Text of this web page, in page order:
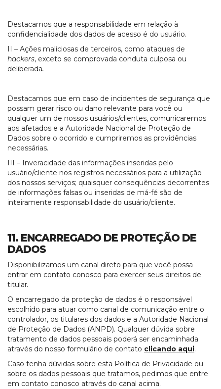
Destacamos que a responsabilidade em relação à
confidencialidade dos dados de acesso é do usuário.
II – Ações maliciosas de terceiros, como ataques de
hackers, exceto se comprovada conduta culposa ou
deliberada.
Destacamos que em caso de incidentes de segurança que
possam gerar risco ou dano relevante para você ou
qualquer um de nossos usuários/clientes, comunicaremos
aos afetados e a Autoridade Nacional de Proteção de
Dados sobre o ocorrido e cumpriremos as providências
necessárias.
III – Inveracidade das informações inseridas pelo
usuário/cliente nos registros necessários para a utilização
dos nossos serviços; quaisquer consequências decorrentes
de informações falsas ou inseridas de má-fé são de
inteiramente responsabilidade do usuário/cliente.
11. ENCARREGADO DE PROTEÇÃO DE
DADOS
Disponibilizamos um canal direto para que você possa
entrar em contato conosco para exercer seus direitos de
titular.
O encarregado da proteção de dados é o responsável
escolhido para atuar como canal de comunicação entre o
controlador, os titulares dos dados e a Autoridade Nacional
de Proteção de Dados (ANPD). Qualquer dúvida sobre
tratamento de dados pessoais poderá ser encaminhada
através do nosso formulário de contato clicando aqui.
Caso tenha dúvidas sobre esta Política de Privacidade ou
sobre os dados pessoais que tratamos, pedimos que entre
em contato conosco através do canal acima.